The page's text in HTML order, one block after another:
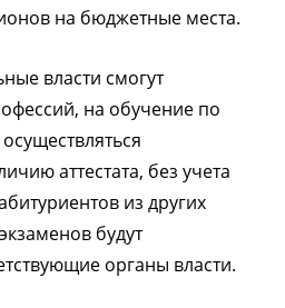
на бюджетные места.
власти смогут
на обучение по
аттестата, без учета
из других
будут
органы власти.